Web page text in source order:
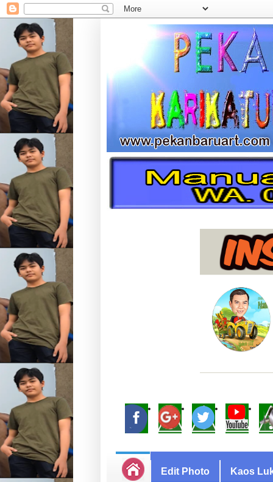
Edit Photo Kaos